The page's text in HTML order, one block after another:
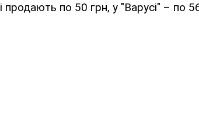
по 50 грн, у "Варусі" – по